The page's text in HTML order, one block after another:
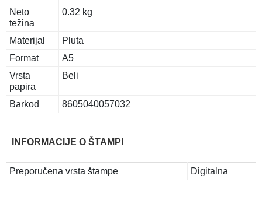
Neto
težina
0.32 kg
Materijal
Pluta
Format
A5
Vrsta
papira
Beli
Barkod 8605040057032
INFORMACIJE O ŠTAMPI
Preporučena vrsta štampe Digitalna